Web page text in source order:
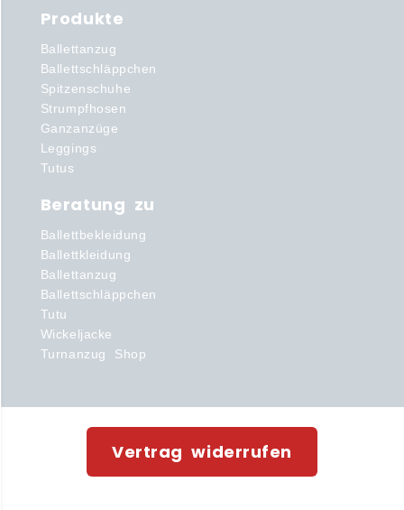
Produkte
Ballettanzug
Ballettschläppchen
Spitzenschuhe
Strumpfhosen
Ganzanzüge
Leggings
Tutus
Beratung zu
Ballettbekleidung
Ballettkleidung
Ballettanzug
Ballettschläppchen
Tutu
Wickeljacke
Turnanzug Shop
Vertrag widerrufen